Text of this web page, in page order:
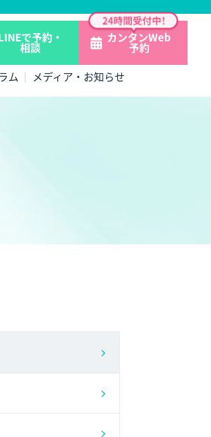
で予約・
相談
カンタンWeb
予約
ム メディア・お知らせ